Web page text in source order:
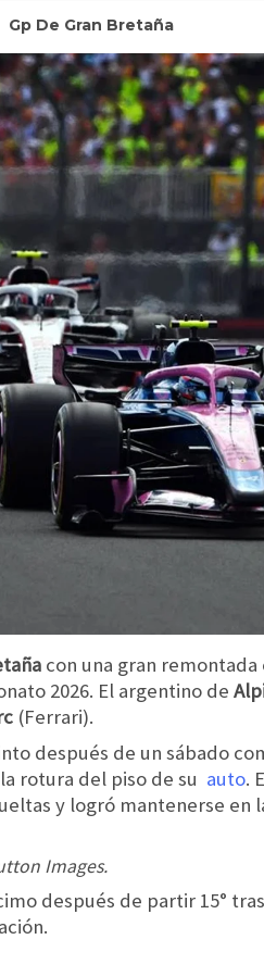
Gp De Gran Bretaña
con una gran
2026. El argentino de
(Ferrari).
después de un sábado
rotura del piso de su auto.
y logró mantenerse en
Images.
después de partir 15°